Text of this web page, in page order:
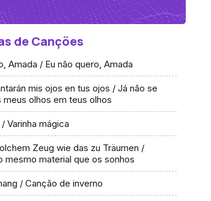
de Canções
Yo no lo quiero, Amada / Eu não quero, Amada
mis ojos en tus ojos / Já não se
meus olhos em teus olhos
Wünschelrute / Varinha mágica
Zeug wie das zu Träumen /
mesmo material que os sonhos
/ Canção de inverno